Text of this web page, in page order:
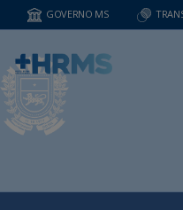
GOVERNO MS